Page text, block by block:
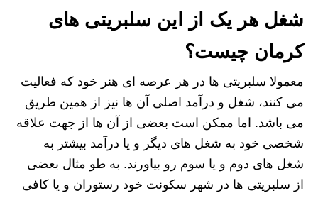
شغل هر یک از این سلبریتی های
کرمان چیست؟
معمولا سلبریتی ها در هر عرصه ای هنر خود که فعالیت
می کنند، شغل و درآمد اصلی آن ها نیز از همین طریق
می باشد. اما ممکن است بعضی از آن ها از جهت علاقه
شخصی خود به شغل های دیگر و یا درآمد بیشتر به
شغل های دوم و یا سوم رو بیاورند. به طو مثال بعضی
از سلبریتی ها در شهر سکونت خود رستوران و یا کافی